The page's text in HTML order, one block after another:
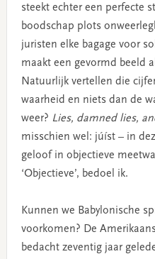
steekt echter een perfecte
boodschap plots
juristen elke bagage voor
maakt een gevormd beeld
Natuurlijk vertellen die
waarheid en niets dan de
weer? Lies, damned lies,
misschien wel: júíst – in
geloof in objectieve
‘Objectieve’, bedoel ik.
Kunnen we Babylonische
voorkomen? De
bedacht zeventig jaar